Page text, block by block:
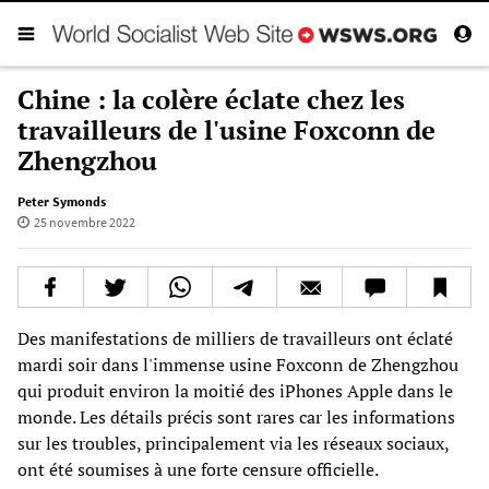
Chine : la colère éclate chez les
travailleurs de l'usine Foxconn de
Zhengzhou
Peter Symonds
25 novembre 2022
Des manifestations de milliers de travailleurs ont éclaté
mardi soir dans l'immense usine Foxconn de Zhengzhou
qui produit environ la moitié des iPhones Apple dans le
monde. Les détails précis sont rares car les informations
sur les troubles, principalement via les réseaux sociaux,
ont été soumises à une forte censure officielle.